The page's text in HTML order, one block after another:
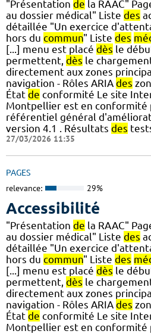
"Présentation de la RAAC"
au dossier médical" Liste des
détaillée "Un exercice
hors du commun" Liste des
[...] menu est placé dès le
permettent, dès le
directement aux zones
navigation - Rôles ARIA des
État de conformité Le site
Montpellier est en conformité
référentiel général
version 4.1 . Résultats des
27/03/2026 11:35
PAGES
relevance: 29%
Accessibilité
"Présentation de la RAAC"
au dossier médical" Liste des
détaillée "Un exercice
hors du commun" Liste des
[...] menu est placé dès le
permettent, dès le
directement aux zones
navigation - Rôles ARIA des
État de conformité Le site
Montpellier est en conformité